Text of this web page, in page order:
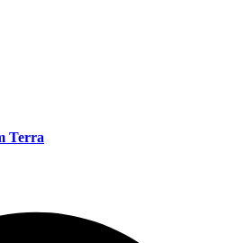
Terra